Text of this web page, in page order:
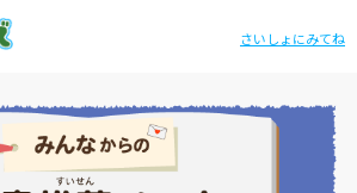
さいしょにみてね